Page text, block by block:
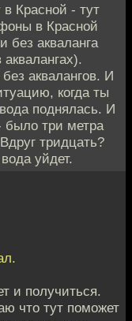
Красной - тут
в Красной
без акваланга
аквалангов. И
когда ты
поднялась. И
было три метра
тридцать?
уйдет.
и получиться.
что тут поможет